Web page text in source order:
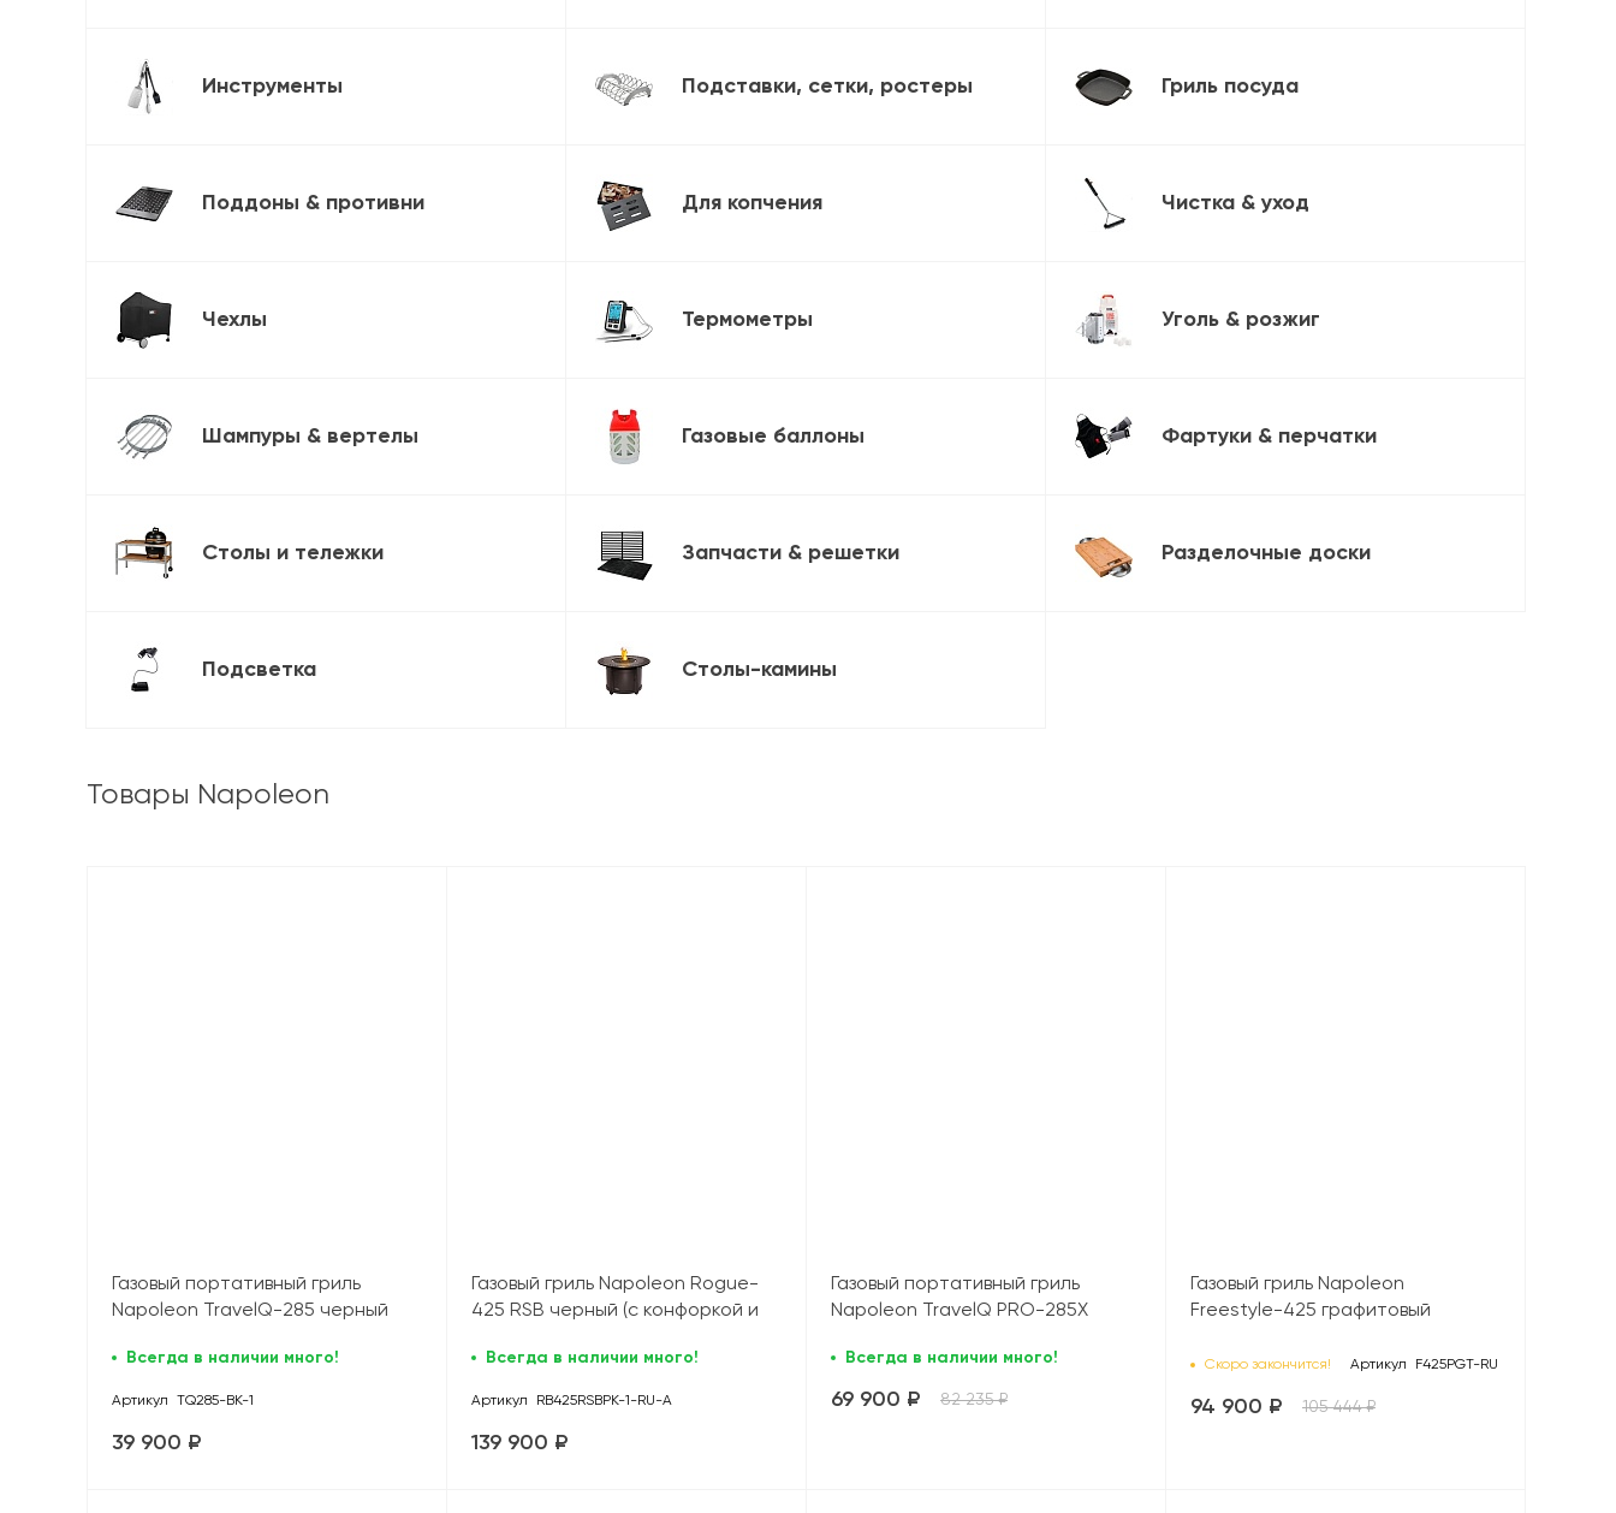
Инструменты Подставки, сетки, ростеры Гриль посуда
Поддоны & противни Для копчения Чистка & уход
Чехлы Термометры Уголь & розжиг
Шампуры & вертелы Газовые баллоны Фартуки & перчатки
Столы и тележки Запчасти & решетки Разделочные доски
Подсветка Столы-камины
Товары Napoleon
Газовый портативный гриль
Napoleon TravelQ-285 черный
Всегда в наличии много!
Артикул TQ285-BK-1
39 900 ₽
Газовый гриль Napoleon Rogue-
425 RSB черный (с конфоркой и
Всегда в наличии много!
Артикул RB425RSBPK-1-RU-A
139 900 ₽
Газовый портативный гриль
Napoleon TravelQ PRO-285X
Всегда в наличии много!
69 900 ₽ 82 235 ₽
Газовый гриль Napoleon
Freestyle-425 графитовый
Скоро закончится! Артикул F425PGT-RU
94 900 ₽ 105 444 ₽